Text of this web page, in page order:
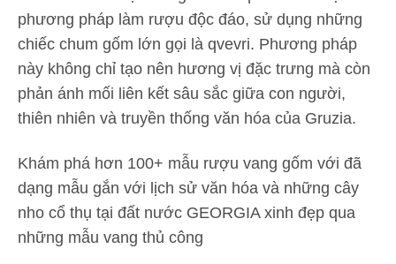
phương pháp làm rượu độc đáo, sử dụng những
chiếc chum gốm lớn gọi là qvevri. Phương pháp
này không chỉ tạo nên hương vị đặc trưng mà còn
phản ánh mối liên kết sâu sắc giữa con người,
thiên nhiên và truyền thống văn hóa của Gruzia.
Khám phá hơn 100+ mẫu rượu vang gốm với đã
dạng mẫu gắn với lịch sử văn hóa và những cây
nho cổ thụ tại đất nước GEORGIA xinh đẹp qua
những mẫu vang thủ công